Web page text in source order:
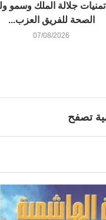
جلالة الملك وسمو
الصحة للفريق العزب...
07/08/2026
تصفح